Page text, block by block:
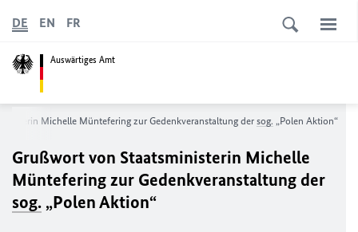
Auswärtiges Amt
DE EN FR
Michelle Müntefering zur Gedenkveranstaltung der sog. „Polen Aktion“
Grußwort von Staatsministerin Michelle
Müntefering zur Gedenkveranstaltung der
sog. „Polen Aktion“